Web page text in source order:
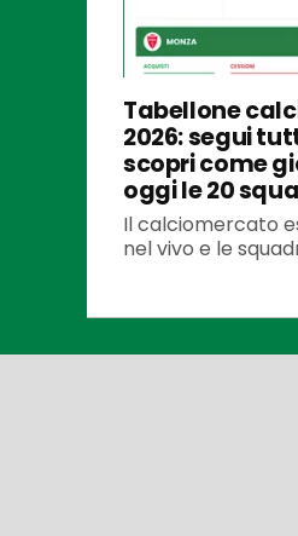
Tabellone
2026: segui
scopri come
oggi le 20
Il calciomercato
nel vivo e le